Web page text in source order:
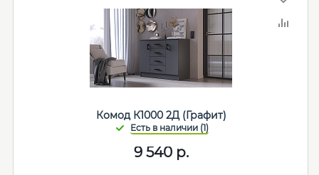
Комод К1000 2Д (Графит)
9 540р.